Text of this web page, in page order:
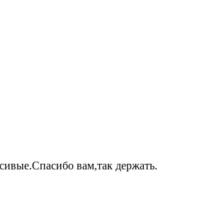
вам,так держать.